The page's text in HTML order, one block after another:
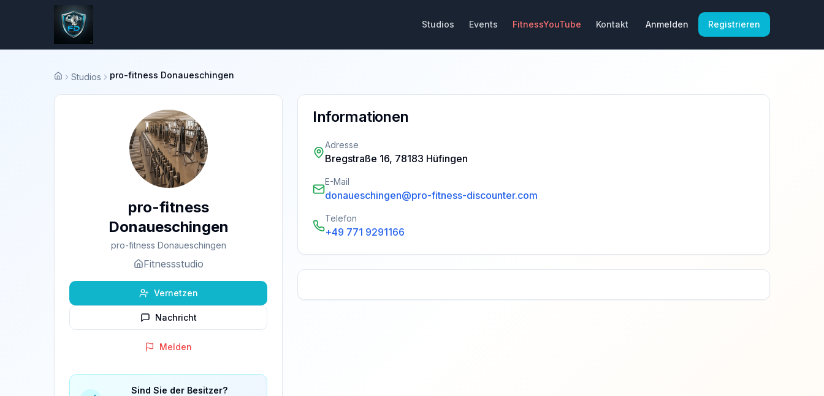
Studios Events FitnessYouTube Kontakt Anmelden Registrieren
Startseite
Studios pro-fitness Donaueschingen
pro-fitness
Donaueschingen
pro-fitness Donaueschingen
Fitnessstudio
Vernetzen
Nachricht
Melden
Sind Sie der Besitzer?
Informationen
Adresse
Bregstraße 16, 78183 Hüfingen
E-Mail
donaueschingen@pro-fitness-discounter.com
Telefon
+49 771 9291166